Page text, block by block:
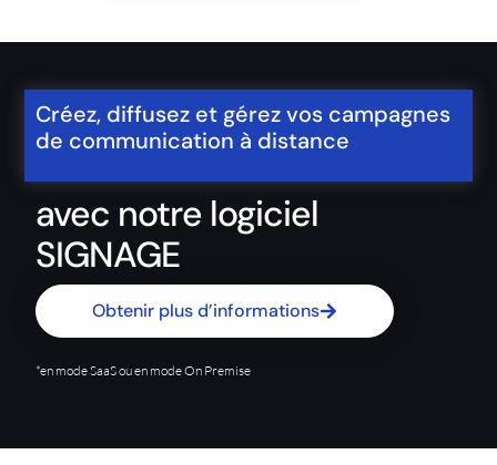
Créez, diffusez et gérez vos campagnes
de communication à distance
avec notre logiciel
SIGNAGE
Obtenir plus d’informations
*en mode SaaS ou en mode On Premise